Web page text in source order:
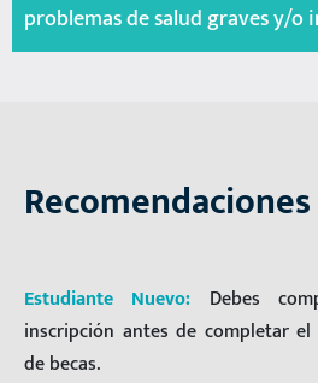
problemas de salud graves y/o
Recomendaciones
Estudiante Nuevo: Debes
inscripción antes de completar
de becas.